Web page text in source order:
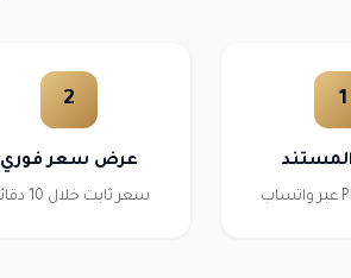
1
2
عرض سعر فوري
سعر ثابت خلال 10 دقائق